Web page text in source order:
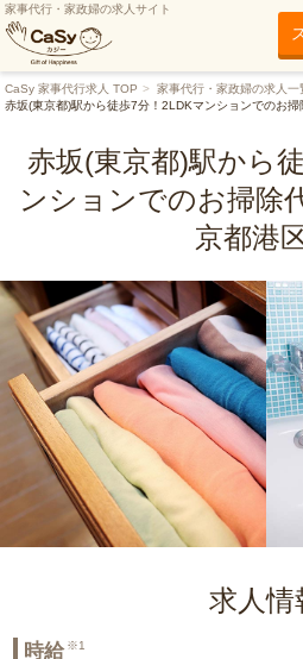
家事代行・家政婦の求人サイト
CaSy 家事代行求人 TOP 家事代行・家政婦の求人一
赤坂(東京都)駅から徒歩7分！2LDKマンションでのお掃
赤坂(東京都)駅から
ンションでのお掃除
京都港区
求人情
時給 ※1